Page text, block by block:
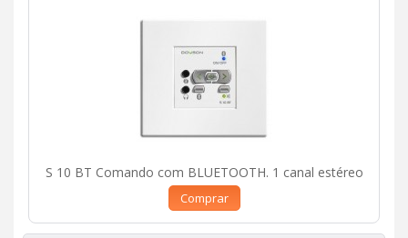
S 10 BT Comando com BLUETOOTH. 1 canal estéreo
Comprar